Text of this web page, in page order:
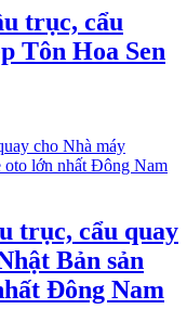
trục, cẩu
Tôn Hoa Sen
trục, cẩu quay
Bản sản
Đông Nam